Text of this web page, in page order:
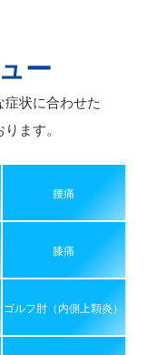
ー
状に合わせた
ます。
腰痛
膝痛
ゴルフ肘（内側上顆炎）